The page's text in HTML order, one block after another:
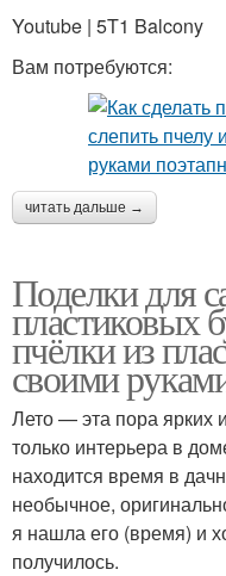
Youtube | 5T1 Balcony
Вам потребуются:
читать дальше →
Поделки для
пластиковых
пчёлки из
своими
Лето — эта пора ярких
только интерьера в
находится время в
необычное,
я нашла его (время) и
получилось.